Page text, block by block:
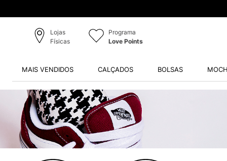
Lojas
Físicas
Programa
Love Points
MAIS VENDIDOS CALÇADOS BOLSAS